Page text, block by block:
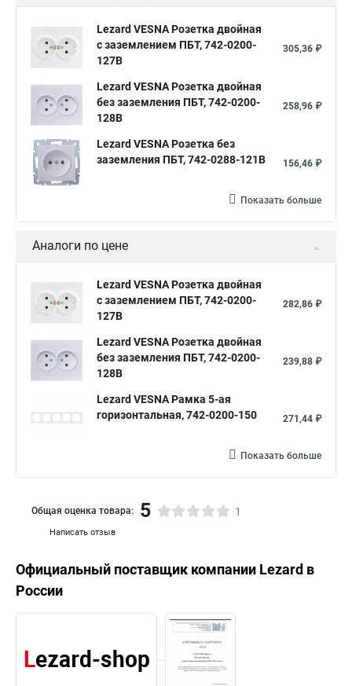
Lezard VESNA Розетка двойная
с заземлением ПБТ, 742-0200-
127B
305,36 ₽
Lezard VESNA Розетка двойная
без заземления ПБТ, 742-0200-
128B
258,96 ₽
Lezard VESNA Розетка без
заземления ПБТ, 742-0288-121B
156,46 ₽
Показать больше
Аналоги по цене
Lezard VESNA Розетка двойная
с заземлением ПБТ, 742-0200-
127B
282,86 ₽
Lezard VESNA Розетка двойная
без заземления ПБТ, 742-0200-
128B
239,88 ₽
Lezard VESNA Рамка 5-ая
горизонтальная, 742-0200-150
271,44 ₽
Показать больше
Написать отзыв
Общая оценка товара: 5 1
Официальный поставщик компании Lezard в
России